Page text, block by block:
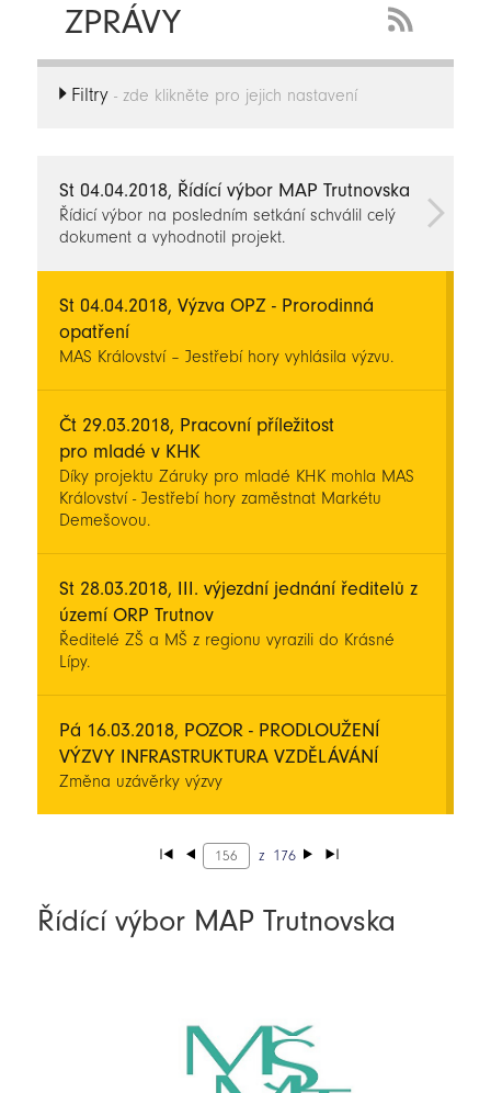
ZPRÁVY
Feed
Filtry- zde klikněte pro jejich nastavení
St 04.04.2018, Řídící výbor MAP Trutnovska
Řídicí výbor na posledním setkání schválil celý
dokument a vyhodnotil projekt.
St 04.04.2018, Výzva OPZ - Prorodinná
opatření
MAS Království – Jestřebí hory vyhlásila výzvu.
Čt 29.03.2018, Pracovní příležitost
pro mladé v KHK
Díky projektu Záruky pro mladé KHK mohla MAS
Království - Jestřebí hory zaměstnat Markétu
Demešovou.
St 28.03.2018, III. výjezdní jednání ředitelů z
území ORP Trutnov
Ředitelé ZŠ a MŠ z regionu vyrazili do Krásné
Lípy.
Pá 16.03.2018, POZOR - PRODLOUŽENÍ
VÝZVY INFRASTRUKTURA VZDĚLÁVÁNÍ
Změna uzávěrky výzvy
z 176
Řídící výbor MAP Trutnovska